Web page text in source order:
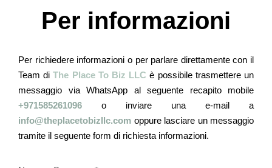
Per informazioni
Per richiedere informazioni o per parlare direttamente con il
Team diThe Place To Biz LLC è possibile trasmettere un
messaggio via WhatsApp al seguente recapito mobile
+971585261096 o inviare una e-mail a
info@theplacetobizllc.com oppure lasciare un messaggio
tramite il seguente form di richiesta informazioni.